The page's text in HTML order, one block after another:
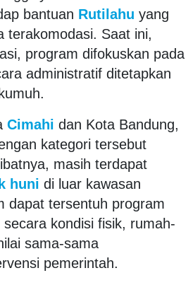
bantuan Rutilahu yang
terakomodasi. Saat ini,
program difokuskan pada
administratif ditetapkan
Cimahi dan Kota Bandung,
kategori tersebut
masih terdapat
huni di luar kawasan
dapat tersentuh program
secara kondisi fisik, rumah-
sama-sama
pemerintah.